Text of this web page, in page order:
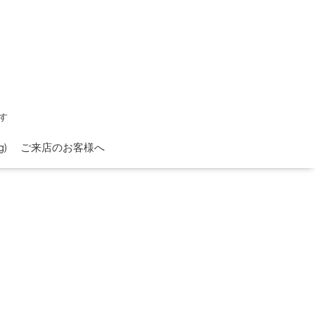
ご来店のお客様へ